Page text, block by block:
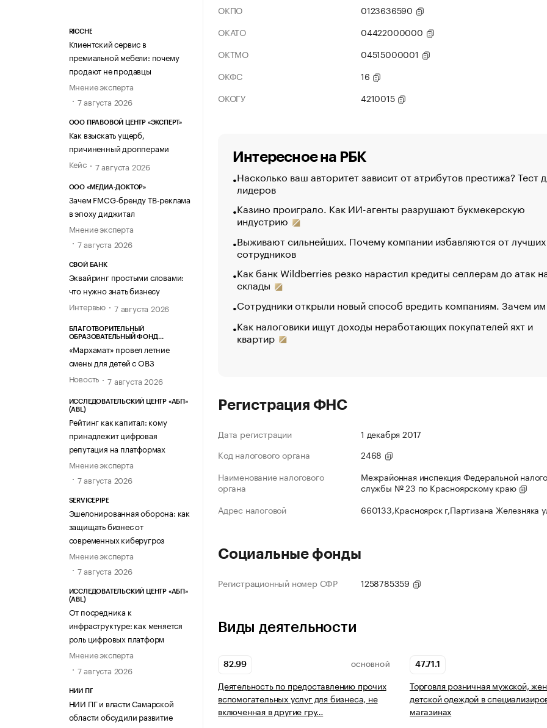
RICCHE
Клиентский сервис в
премиальной мебели: почему
продают не продавцы
Мнение эксперта
7 августа 2026
ООО ПРАВОВОЙ ЦЕНТР «ЭКСПЕРТ»
Как взыскать ущерб,
причиненный дропперами
Кейс
7 августа 2026
ООО «МЕДИА-ДОКТОР»
Зачем FMCG-бренду ТВ-реклама
в эпоху диджитал
Мнение эксперта
7 августа 2026
СВОЙ БАНК
Эквайринг простыми словами:
что нужно знать бизнесу
Интервью
7 августа 2026
БЛАГОТВОРИТЕЛЬНЫЙ
ОБРАЗОВАТЕЛЬНЫЙ ФОНД
«Мархамат» провел летние
смены для детей с ОВЗ
Новость
7 августа 2026
ИССЛЕДОВАТЕЛЬСКИЙ ЦЕНТР «АБП»
(ABL)
Рейтинг как капитал: кому
принадлежит цифровая
репутация на платформах
Мнение эксперта
7 августа 2026
SERVICEPIPE
Эшелонированная оборона: как
защищать бизнес от
современных киберугроз
Мнение эксперта
7 августа 2026
ИССЛЕДОВАТЕЛЬСКИЙ ЦЕНТР «АБП»
(ABL)
От посредника к
инфраструктуре: как меняется
роль цифровых платформ
Мнение эксперта
7 августа 2026
НИИ ПГ
НИИ ПГ и власти Самарской
области обсудили развитие
ОКПО
0123636590
ОКАТО
04422000000
ОКТМО
04515000001
ОКФС
16
ОКОГУ
4210015
Интересное на РБК
Насколько ваш авторитет зависит от атрибутов престижа? Тест
лидеров
Казино проиграло. Как ИИ-агенты разрушают букмекерскую
индустрию
Выживают сильнейших. Почему компании избавляются от лучших
сотрудников
Как банк Wildberries резко нарастил кредиты селлерам до атак
склады
Сотрудники открыли новый способ вредить компаниям. Зачем
Как налоговики ищут доходы неработающих покупателей яхт и
квартир
Регистрация ФНС
Дата регистрации
1 декабря 2017
Код налогового органа
2468
Наименование налогового
органа
Межрайонная инспекция Федеральной
службы № 23 по Красноярскому краю
Адрес налоговой
660133,Красноярск г,Партизана Железняка
Социальные фонды
Регистрационный номер СФР 1258785359
Виды деятельности
82.99 ОСНОВНОЙ
Деятельность по предоставлению прочих
вспомогательных услуг для бизнеса, не
включенная в другие гру…
47.71.1
Торговля розничная мужской,
детской одеждой в
магазинах